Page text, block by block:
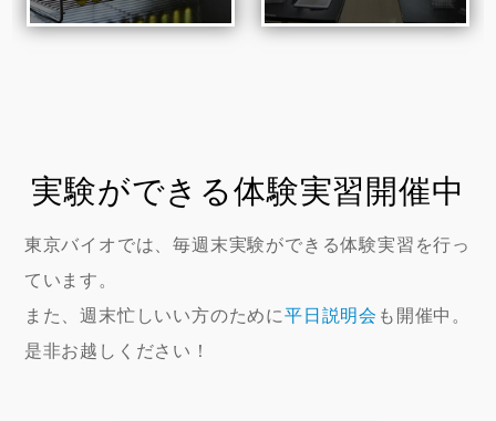
実験ができる体験実習開催中
東京バイオでは、毎週末実験ができる体験実習を行っ
ています。
また、週末忙しいい方のために平日説明会 も開催中。
是非お越しください！